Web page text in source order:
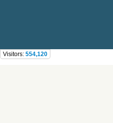
Visitors: 554,120